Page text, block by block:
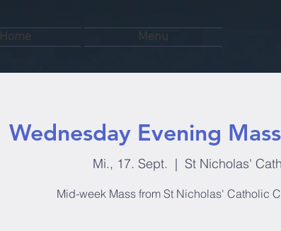
Home Menu
Wednesday Evening
Mi., 17. Sept.
  |
St Nicholas'
Mid-week Mass from St Nicholas' Catholic